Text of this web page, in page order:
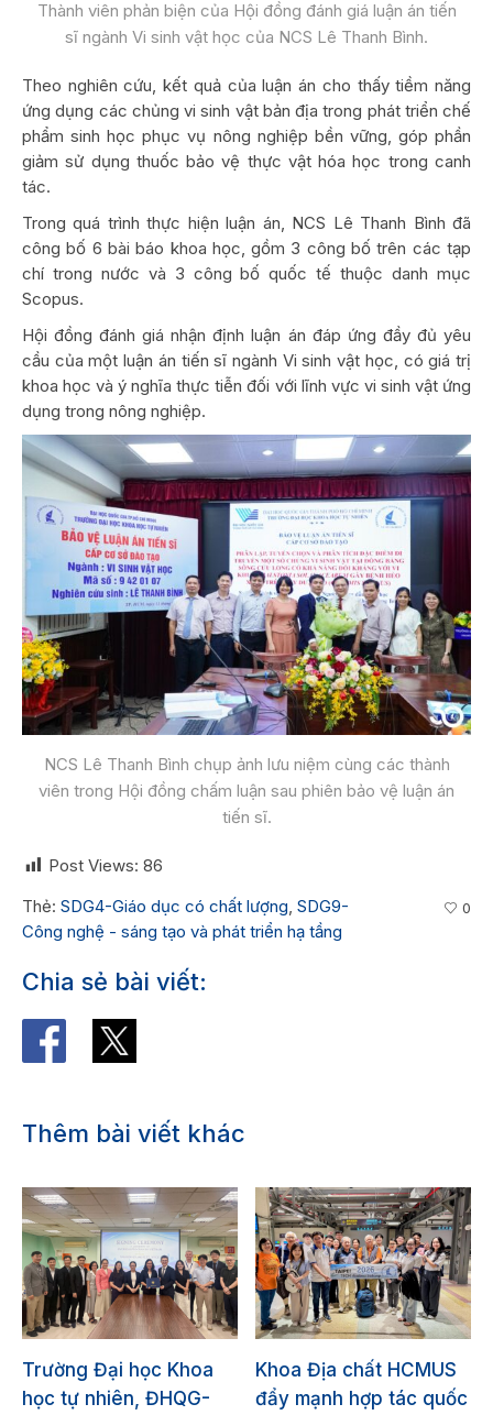
Thành viên phản biện của Hội đồng đánh giá luận án tiến
sĩ ngành Vi sinh vật học của NCS Lê Thanh Bình.
Theo nghiên cứu, kết quả của luận án cho thấy tiềm năng
ứng dụng các chủng vi sinh vật bản địa trong phát triển chế
phẩm sinh học phục vụ nông nghiệp bền vững, góp phần
giảm sử dụng thuốc bảo vệ thực vật hóa học trong canh
tác.
Trong quá trình thực hiện luận án, NCS Lê Thanh Bình đã
công bố 6 bài báo khoa học, gồm 3 công bố trên các tạp
chí trong nước và 3 công bố quốc tế thuộc danh mục
Scopus.
Hội đồng đánh giá nhận định luận án đáp ứng đầy đủ yêu
cầu của một luận án tiến sĩ ngành Vi sinh vật học, có giá trị
khoa học và ý nghĩa thực tiễn đối với lĩnh vực vi sinh vật ứng
dụng trong nông nghiệp.
NCS Lê Thanh Bình chụp ảnh lưu niệm cùng các thành
viên trong Hội đồng chấm luận sau phiên bảo vệ luận án
tiến sĩ.
Post Views: 86
Thẻ: SDG4-Giáo dục có chất lượng SDG9-
Công nghệ - sáng tạo và phát triển hạ tầng
0
Chia sẻ bài viết:
Thêm bài viết khác
Trường Đại học Khoa
học tự nhiên, ĐHQG-
Khoa Địa chất HCMUS
đẩy mạnh hợp tác quốc